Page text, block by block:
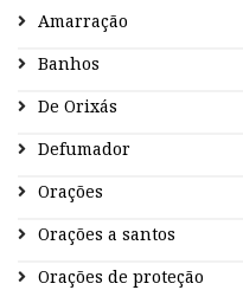
Amarração
Banhos
De Orixás
Defumador
Orações
Orações a santos
Orações de proteção